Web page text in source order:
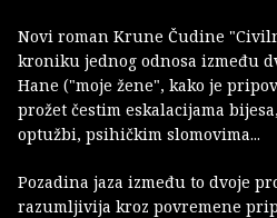
Novi roman Krune Čudine
kroniku jednog odnosa između
Hane ("moje žene", kako je
prožet čestim eskalacijama
optužbi, psihičkim slomovima...
Pozadina jaza između to dvoje
razumljivija kroz povremene